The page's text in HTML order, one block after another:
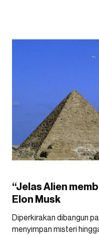
“Jelas Alien
Elon Musk
Diperkirakan dibangun
menyimpan misteri